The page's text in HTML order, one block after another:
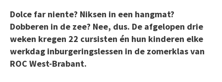
Dolce far niente? Niksen in een hangmat?
Dobberen in de zee? Nee, dus. De afgelopen drie
weken kregen 22 cursisten én hun kinderen elke
werkdag inburgeringslessen in de zomerklas van
ROC West-Brabant.